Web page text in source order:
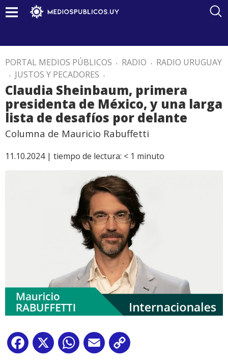
PORTAL MEDIOS PÚBLICOS . RADIO . RADIO URUGUAY
. JUSTOS Y PECADORES .
Claudia Sheinbaum, primera
presidenta de México, y una larga
lista de desafíos por delante
Columna de Mauricio Rabuffetti
11.10.2024 | tiempo de lectura: < 1 minuto
Facebook
X WhatsApp
Email